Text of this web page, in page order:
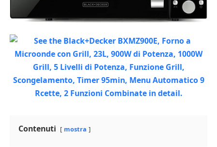
Contenuti mostra